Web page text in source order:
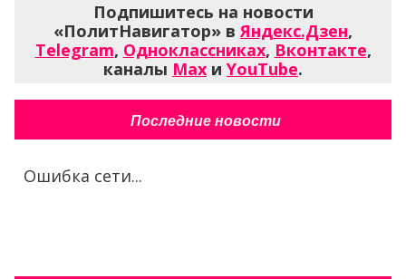
Подпишитесь на новости
«ПолитНавигатор» вЯндекс.Дзен,
Telegram, Одноклассниках, Вконтакте,
каналы Max и YouTube.
Последние новости
Ошибка сети...